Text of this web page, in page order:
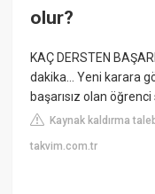
olur?
KAÇ DERSTEN
dakika... Yeni karara
başarısız olan öğrenci
Kaynak kaldırma
takvim.com.tr